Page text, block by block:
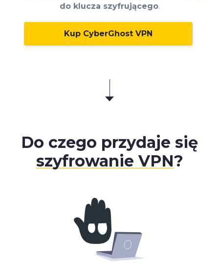
do klucza szyfrującego.
Kup CyberGhost VPN
Do czego przydaje się
szyfrowanie VPN?